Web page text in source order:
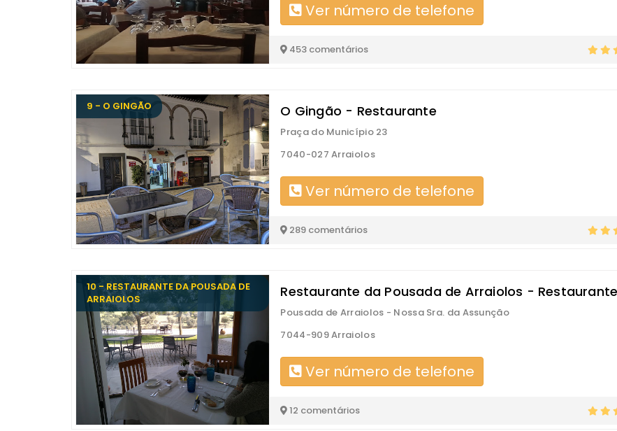
Ver número de telefone
453 comentários
9 - O GINGÃO O Gingão - Restaurante
Praça do Município 23
7040-027 Arraiolos
Ver número de telefone
289 comentários
10 - RESTAURANTE DA POUSADA DE
ARRAIOLOS
Restaurante da Pousada de Arraiolos - Restaurante
Pousada de Arraiolos - Nossa Sra. da Assunção
7044-909 Arraiolos
Ver número de telefone
12 comentários